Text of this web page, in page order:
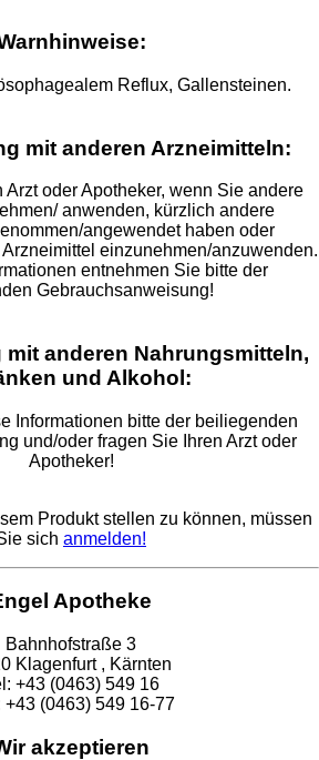
Reflux, Gallensteinen.
mit anderen Arzneimitteln:
Arzt oder Apotheker, wenn Sie andere
anwenden, kürzlich andere
angewendet haben oder
einzunehmen/anzuwenden.
entnehmen Sie bitte der
Gebrauchsanweisung!
anderen Nahrungsmitteln,
und Alkohol:
Informationen bitte der beiliegenden
und/oder fragen Sie Ihren Arzt oder
Apotheker!
Produkt stellen zu können, müssen
sich anmelden!
Apotheke
Bahnhofstraße 3
Klagenfurt , Kärnten
+43 (0463) 549 16
+43 (0463) 549 16-77
akzeptieren